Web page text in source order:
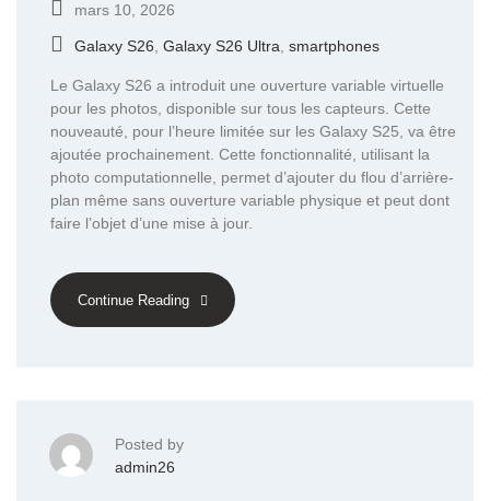
mars 10, 2026
Galaxy S26 Galaxy S26 Ultra smartphones
Le Galaxy S26 a introduit une ouverture variable virtuelle
pour les photos, disponible sur tous les capteurs. Cette
nouveauté, pour l’heure limitée sur les Galaxy S25, va être
ajoutée prochainement. Cette fonctionnalité, utilisant la
photo computationnelle, permet d’ajouter du flou d’arrière-
plan même sans ouverture variable physique et peut dont
faire l’objet d’une mise à jour.
Continue Reading
Posted by
admin26